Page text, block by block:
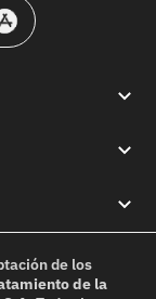
de los
de la